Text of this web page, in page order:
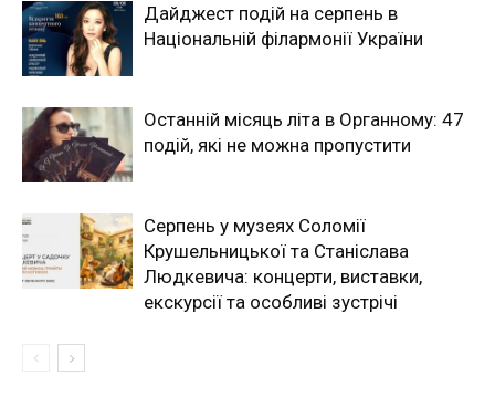
Дайджест подій на серпень в
Національній філармонії України
Останній місяць літа в Органному: 47
подій, які не можна пропустити
Серпень у музеях Соломії
Крушельницької та Станіслава
Людкевича: концерти, виставки,
екскурсії та особливі зустрічі